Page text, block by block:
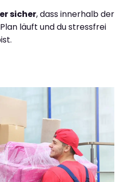
sicher, dass innerhalb der
läuft und du stressfrei